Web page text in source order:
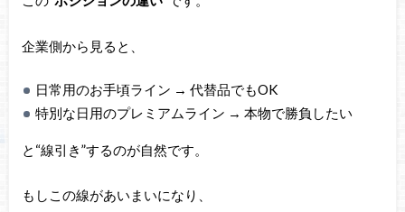
企業側から見ると、
日常用のお手頃ライン → 代替品でもOK
特別な日用のプレミアムライン → 本物で勝負したい
と“線引き”するのが自然です。
もしこの線があいまいになり、